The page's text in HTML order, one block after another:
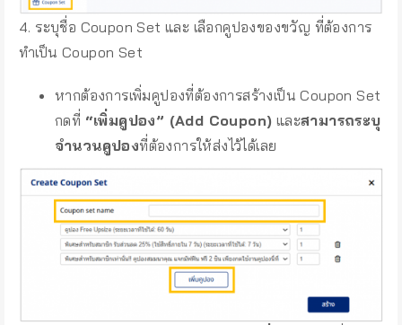
4. ระบุชื่อ Coupon Set และ เลือกคูปองของขวัญ ที่ต้องการ
ทำเป็น Coupon Set
หากต้องการเพิ่มคูปองที่ต้องการสร้างเป็น Coupon Set
กดที่ “เพิ่มคูปอง” (Add Coupon) และสามารถระบุ
จำนวนคูปองที่ต้องการให้ส่งไว้ได้เลย